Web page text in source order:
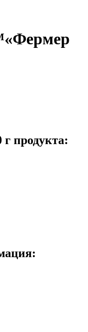
продукта: